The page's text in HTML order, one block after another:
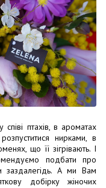
птахів, в ароматах
нирками, в
що її зігрівають. І
подбати про
заздалегідь. А ми Вам
добірку жіночих